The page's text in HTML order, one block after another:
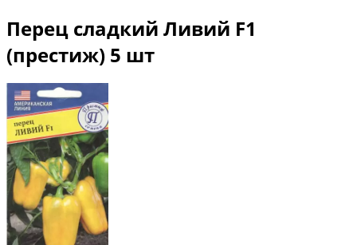
Перец сладкий Ливий F1
(престиж) 5 шт